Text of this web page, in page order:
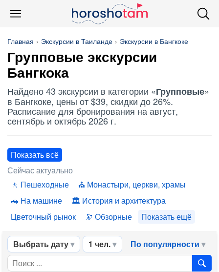
Главная Экскурсии в Таиланде Экскурсии в Бангкоке
Групповые экскурсии
Бангкока
Найдено 43 экскурсии в категории «Групповые»
в Бангкоке, цены от $39, скидки до 26%.
Расписание для бронирования на август,
сентябрь и октябрь 2026 г.
Показать всё
Сейчас актуально
Пешеходные
Монастыри, церкви, храмы
На машине
История и архитектура
Цветочный рынок
Обзорные Показать ещё
Выбрать дату 1 чел. По популярности